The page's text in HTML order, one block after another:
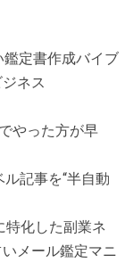
鑑定書作成バイブ
ネス
やった方が早
記事を“半自動
特化した副業ネ
メール鑑定マニ